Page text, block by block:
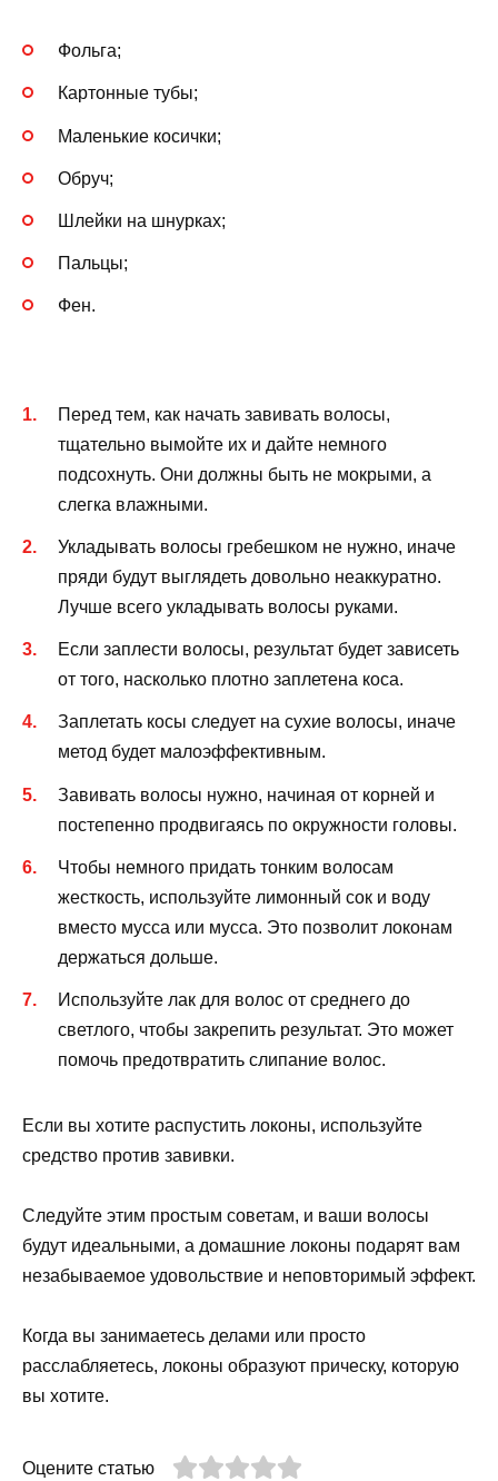
Фольга;
Картонные тубы;
Маленькие косички;
Обруч;
Шлейки на шнурках;
Пальцы;
Фен.
Перед тем, как начать завивать волосы,
тщательно вымойте их и дайте немного
подсохнуть. Они должны быть не мокрыми, а
слегка влажными.
Укладывать волосы гребешком не нужно, иначе
пряди будут выглядеть довольно неаккуратно.
Лучше всего укладывать волосы руками.
Если заплести волосы, результат будет зависеть
от того, насколько плотно заплетена коса.
Заплетать косы следует на сухие волосы, иначе
метод будет малоэффективным.
Завивать волосы нужно, начиная от корней и
постепенно продвигаясь по окружности головы.
Чтобы немного придать тонким волосам
жесткость, используйте лимонный сок и воду
вместо мусса или мусса. Это позволит локонам
держаться дольше.
Используйте лак для волос от среднего до
светлого, чтобы закрепить результат. Это может
помочь предотвратить слипание волос.
Если вы хотите распустить локоны, используйте
средство против завивки.
Следуйте этим простым советам, и ваши волосы
будут идеальными, а домашние локоны подарят вам
незабываемое удовольствие и неповторимый эффект.
Когда вы занимаетесь делами или просто
расслабляетесь, локоны образуют прическу, которую
вы хотите.
Оцените статью